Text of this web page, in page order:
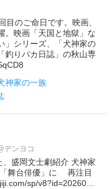
のご命日です。映画、
。映画「天国と地獄」な
」シリーズ、「犬神家の
釣りバカ日誌」の秋山専
神家の一族
デンヨコ
盛岡文士劇紹介 犬神家
舞台俳優」に 再注目
sp/v8?id=20260…